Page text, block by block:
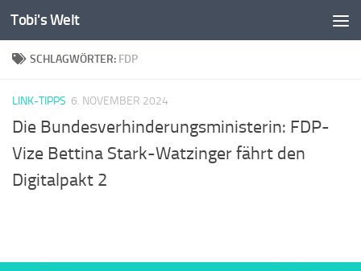
Zum Inhalt springen
Tobi's Welt
SCHLAGWÖRTER: FDP
LINK-TIPPS 6. NOVEMBER 2024
Die Bundesverhinderungsministerin: FDP-
Vize Bettina Stark-Watzinger fährt den
Digitalpakt 2